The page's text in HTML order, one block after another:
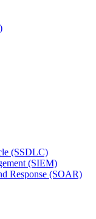
(SSDLC)
(SIEM)
Response (SOAR)